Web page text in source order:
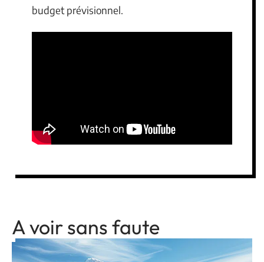
budget prévisionnel.
A voir sans faute